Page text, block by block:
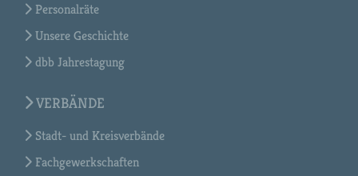
Personalräte
Unsere Geschichte
dbb Jahrestagung
VERBÄNDE
Stadt- und Kreisverbände
Fachgewerkschaften